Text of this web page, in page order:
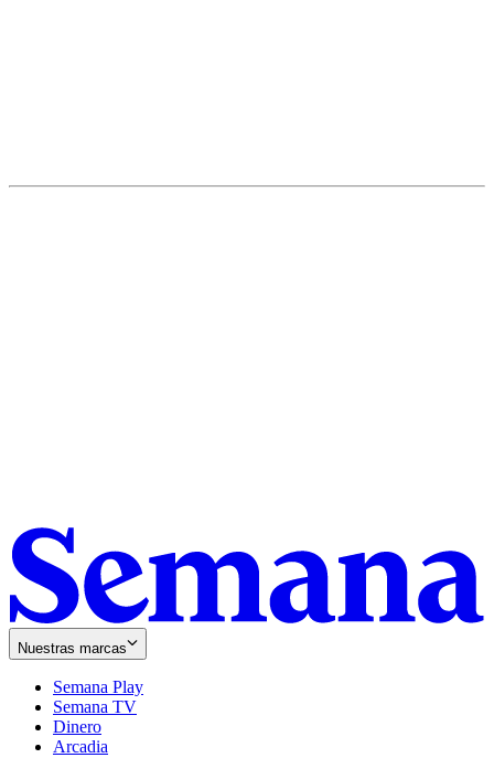
Nuestras marcas
Semana Play
Semana TV
Dinero
Arcadia